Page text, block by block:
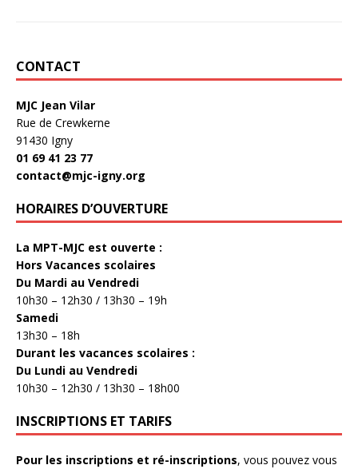
CONTACT
MJC Jean Vilar
Rue de Crewkerne
91430 Igny
01 69 41 23 77
contact@mjc-igny.org
HORAIRES D’OUVERTURE
La MPT-MJC est ouverte :
Hors Vacances scolaires
Du Mardi au Vendredi
10h30 – 12h30 / 13h30 – 19h
Samedi
13h30 – 18h
Durant les vacances scolaires :
Du Lundi au Vendredi
10h30 – 12h30 / 13h30 – 18h00
INSCRIPTIONS ET TARIFS
Pour les inscriptions et ré-inscriptions, vous pouvez vous